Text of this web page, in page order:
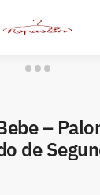
–
de